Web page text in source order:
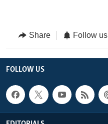
Share Follow us
FOLLOW US